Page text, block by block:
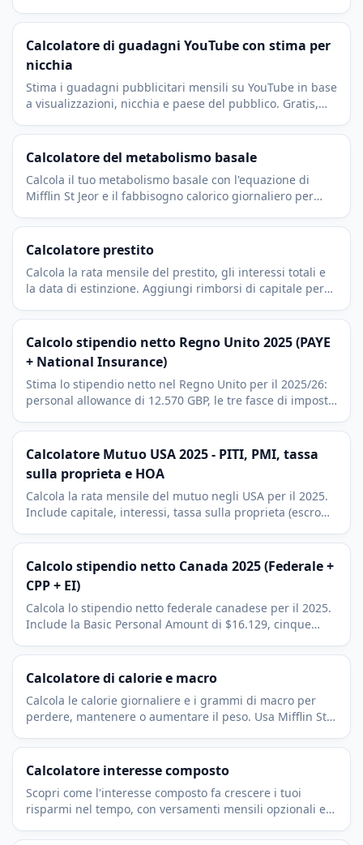
Calcolatore di guadagni YouTube con stima per
nicchia
Stima i guadagni pubblicitari mensili su YouTube in base
a visualizzazioni, nicchia e paese del pubblico. Gratis,
Calcolatore del metabolismo basale
Calcola il tuo metabolismo basale con l'equazione di
Mifflin St Jeor e il fabbisogno calorico giornaliero per
Calcolatore prestito
Calcola la rata mensile del prestito, gli interessi totali e
la data di estinzione. Aggiungi rimborsi di capitale per
Calcolo stipendio netto Regno Unito 2025 (PAYE
+ National Insurance)
Stima lo stipendio netto nel Regno Unito per il 2025/26:
personal allowance di 12.570 GBP, le tre fasce di imposta
pensionistici.
Calcolatore Mutuo USA 2025 - PITI, PMI, tassa
sulla proprieta e HOA
Calcola la rata mensile del mutuo negli USA per il 2025.
Include capitale, interessi, tassa sulla proprieta (escrow),
immobiliari americane.
Calcolo stipendio netto Canada 2025 (Federale +
CPP + EI)
Calcola lo stipendio netto federale canadese per il 2025.
Include la Basic Personal Amount di $16.129, cinque
e EI (Employment Insurance).
Calcolatore di calorie e macro
Calcola le calorie giornaliere e i grammi di macro per
perdere, mantenere o aumentare il peso. Usa Mifflin St
Calcolatore interesse composto
Scopri come l'interesse composto fa crescere i tuoi
risparmi nel tempo, con versamenti mensili opzionali e